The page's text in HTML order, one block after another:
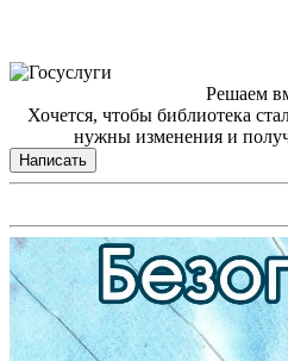
Решаем
Хочется, чтобы библиотека
нужны изменения и
Написать